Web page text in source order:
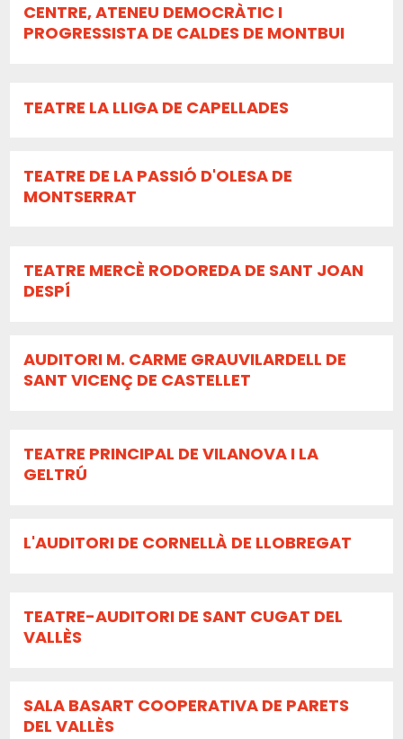
CENTRE, ATENEU DEMOCRÀTIC I
PROGRESSISTA DE CALDES DE MONTBUI
TEATRE LA LLIGA DE CAPELLADES
TEATRE DE LA PASSIÓ D'OLESA DE
MONTSERRAT
TEATRE MERCÈ RODOREDA DE SANT JOAN
DESPÍ
AUDITORI M. CARME GRAUVILARDELL DE
SANT VICENÇ DE CASTELLET
TEATRE PRINCIPAL DE VILANOVA I LA
GELTRÚ
L'AUDITORI DE CORNELLÀ DE LLOBREGAT
TEATRE-AUDITORI DE SANT CUGAT DEL
VALLÈS
SALA BASART COOPERATIVA DE PARETS
DEL VALLÈS